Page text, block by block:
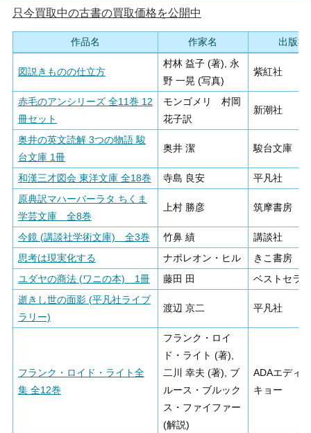
只今買取中の古書の買取価格を公開中
作品名 作家名 出版社
図説きものの仕立方
村林 益子 (著), 永
野 一晃 (写真)
紫紅社
赤毛のアンシリーズ 全11巻 12
冊セット
モンゴメリ 村岡
花子訳
新潮社
奥井の英文読解 3つの物語 駿
台文庫 1冊
奥井 潔 駿台文庫
和漢三才図会 東洋文庫 全18巻 寺島 良安
平凡社
原典訳マハーバーラタ ちくま
学芸文庫 全8巻
上村 勝彦 筑摩書房
今鏡 (講談社学術文庫) 全3巻 竹鼻 績
講談社
思考は現実化する
ナポレオン・ヒル
きこ書房
ユダヤの商法 (ワニの本) 1冊
藤田 田
ベストセラ
逝きし世の面影 (平凡社ライブ
ラリー)
渡辺 京二 平凡社
フランク・ロイド・ライト全
集 全12巻
フランク・ロイ
ド・ライト (著),
二川 幸夫 (著), ブ
ルース・ブルック
ス・ファイファー
(解説)
ADAエディ
キョー